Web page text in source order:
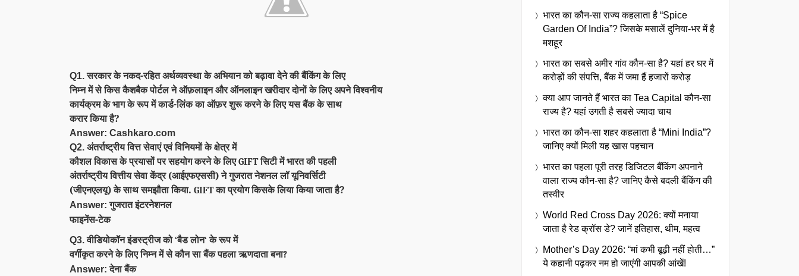
Q1.सरकार के नकद-रहित अर्थव्यवस्था के अभियान को बढ़ावा देने की बैंकिंग के लिए
निम्न में से किस कैशबैक पोर्टल ने ऑफ़लाइन और ऑनलाइन खरीदार दोनों के लिए अपने विश्वनीय
कार्यक्रम के भाग के रूप में कार्ड-लिंक का ऑफ़र शुरू करने के लिए यस बैंक के साथ
करार किया है?
Answer: Cashkaro.com
Q2. अंतर्राष्ट्रीय वित्त सेवाएं एवं विनियमों के क्षेत्र में
कौशल विकास के प्रयासों पर सहयोग करने के लिएGIFTसिटी में भारत की पहली
अंतर्राष्ट्रीय वित्तीय सेवा केंद्र (आईएफएससी) ने गुजरात नेशनल लॉ यूनिवर्सिटी
(जीएनएलयू) के साथ समझौता किया. GIFTका प्रयोग किसके लिया किया जाता है?
Answer:गुजरात इंटरनेशनल
फाइनेंस-टेक
Q3.वीडियोकॉन इंडस्ट्रीज को‘बैड लोन‘के रूप में
वर्गीकृत करने के लिए निम्न में से कौन सा बैंक पहला ऋणदाता बना?
Answer:देना बैंक
भारत का कौन-सा राज्य कहलाता है “Spice
Garden Of India”? जिसके मसालें दुनिया-भर में है
मशहूर
भारत का सबसे अमीर गांव कौन-सा है? यहां हर घर में
करोड़ों की संपत्ति, बैंक में जमा हैं हजारों करोड़
क्या आप जानते हैं भारत का Tea Capital कौन-सा
राज्य है? यहां उगती है सबसे ज्यादा चाय
भारत का कौन-सा शहर कहलाता है “Mini India”?
जानिए क्यों मिली यह खास पहचान
भारत का पहला पूरी तरह डिजिटल बैंकिंग अपनाने
वाला राज्य कौन-सा है? जानिए कैसे बदली बैंकिंग की
तस्वीर
World Red Cross Day 2026: क्यों मनाया
जाता है रेड क्रॉस डे? जानें इतिहास, थीम, महत्व
Mother’s Day 2026: “मां कभी बूढ़ी नहीं होती…”
ये कहानी पढ़कर नम हो जाएंगी आपकी आंखें!